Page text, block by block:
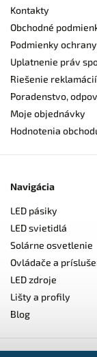
Kontakty
Obchodné
Podmienky
Uplatnenie práv
Riešenie reklamácií
Poradenstvo,
Moje objednávky
Hodnotenia
Navigácia
LED pásiky
LED svietidlá
Solárne osvetlenie
Ovládače a
LED zdroje
Lišty a profily
Blog